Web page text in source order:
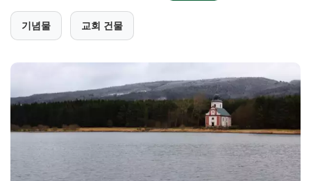
기념물 교회 건물